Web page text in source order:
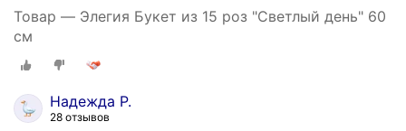
Товар — Элегия Букет из 15 роз "Светлый день" 60
см
Надежда Р.
28 отзывов